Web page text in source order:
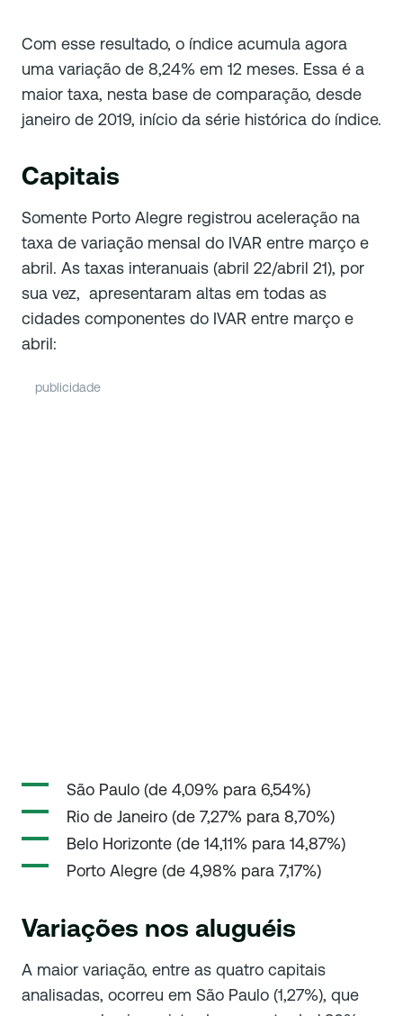
Com esse resultado, o índice acumula agora
uma variação de 8,24% em 12 meses. Essa é a
maior taxa, nesta base de comparação, desde
janeiro de 2019, início da série histórica do índice.
Capitais
Somente Porto Alegre registrou aceleração na
taxa de variação mensal do IVAR entre março e
abril. As taxas interanuais (abril 22/abril 21), por
sua vez, apresentaram altas em todas as
cidades componentes do IVAR entre março e
abril:
publicidade
São Paulo (de 4,09% para 6,54%)
Rio de Janeiro (de 7,27% para 8,70%)
Belo Horizonte (de 14,11% para 14,87%)
Porto Alegre (de 4,98% para 7,17%)
Variações nos aluguéis
A maior variação, entre as quatro capitais
analisadas, ocorreu em São Paulo (1,27%), que